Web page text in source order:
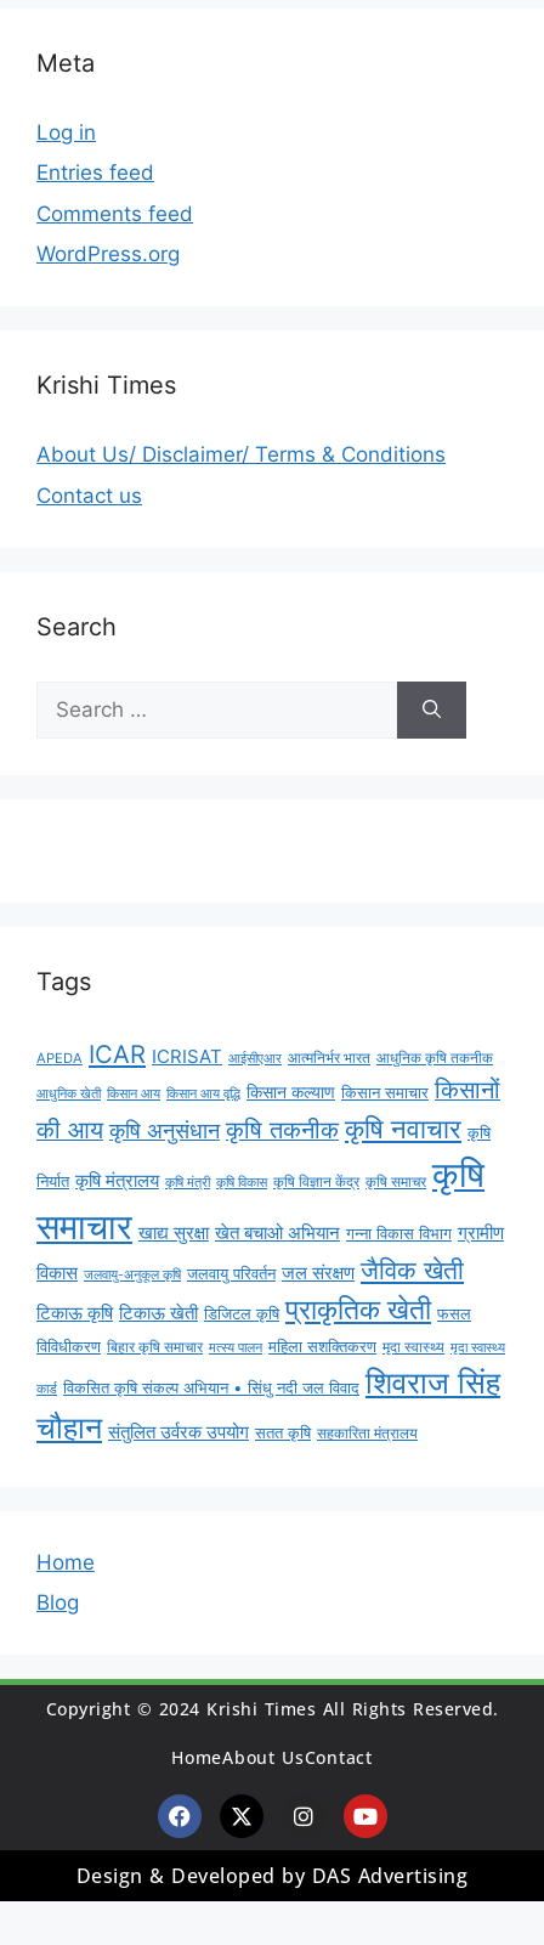
Meta
Log in
Entries feed
Comments feed
WordPress.org
Krishi Times
About Us/ Disclaimer/ Terms & Conditions
Contact us
Search
Tags
APEDA ICAR ICRISAT आईसीएआर आत्मनिर्भर भारत आधुनिक कृषि तकनीक
आधुनिक खेती किसान आय किसान आय वृद्धि किसान कल्याण किसान समाचार किसानों
की आय कृषि अनुसंधान कृषि तकनीक कृषि नवाचार कृषि
निर्यात कृषि मंत्रालय कृषि मंत्री कृषि विकास कृषि विज्ञान केंद्र कृषि समाचर कृषि
समाचार खाद्य सुरक्षा खेत बचाओ अभियान गन्ना विकास विभाग ग्रामीण
विकास जलवायु-अनुकूल कृषि जलवायु परिवर्तन जल संरक्षण जैविक खेती
टिकाऊ कृषि टिकाऊ खेती डिजिटल कृषि प्राकृतिक खेती फसल
विविधीकरण बिहार कृषि समाचार मत्स्य पालन महिला सशक्तिकरण मृदा स्वास्थ्य मृदा स्वास्थ्य
कार्ड विकसित कृषि संकल्प अभियान • सिंधु नदी जल विवाद शिवराज सिंह
चौहान संतुलित उर्वरक उपयोग सतत कृषि सहकारिता मंत्रालय
Home
Blog
Copyright © 2024 Krishi Times All Rights Reserved.
HomeAbout UsContact
Design & Developed by DAS Advertising